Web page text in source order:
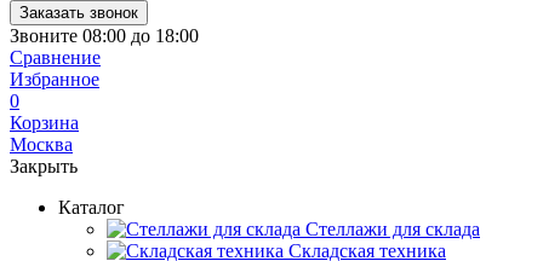
250-
21-
51,
E-
mail:
sales@1Logistik.ru
Заказать звонок
Звоните 08:00 до 18:00
Сравнение
Избранное
0
Корзина
Москва
Закрыть
Каталог
Cтеллажи для склада
Складская техника